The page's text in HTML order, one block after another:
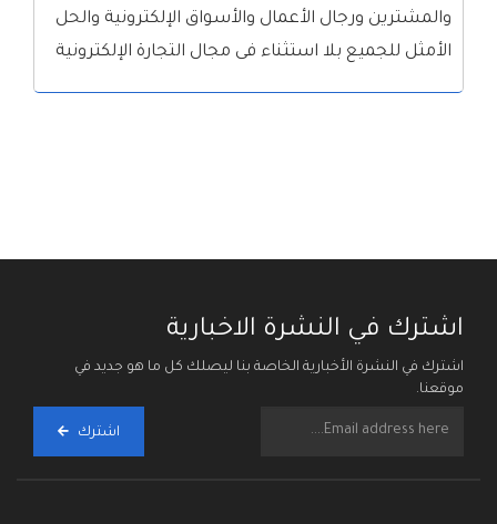
والمشترين ورجال الأعمال والأسواق الإلكترونية والحل
الأمثل للجميع بلا استثناء فى مجال التجارة الإلكترونية
اشترك في النشرة الاخبارية
اشترك في النشرة الأخبارية الخاصة بنا ليصلك كل ما هو جديد في
موقعنا.
اشترك